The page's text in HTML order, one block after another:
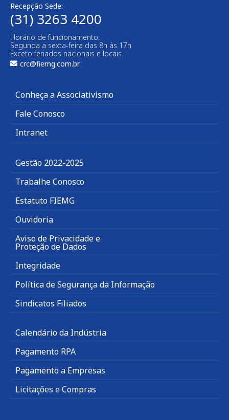
Recepção Sede:
(31) 3263 4200
Horário de funcionamento:
Segunda a sexta-feira das 8h às 17h
Exceto feriados nacionais e locais.
crc@fiemg.com.br
Conheça a Associativismo
Fale Conosco
Intranet
Gestão 2022-2025
Trabalhe Conosco
Estatuto FIEMG
Ouvidoria
Aviso de Privacidade e
Proteção de Dados
Integridade
Política de Segurança da Informação
Sindicatos Filiados
Calendário da Indústria
Pagamento RPA
Pagamento a Empresas
Licitações e Compras